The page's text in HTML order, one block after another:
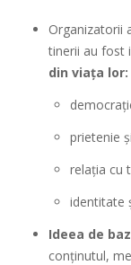
Organizatorii
tinerii au fost
din viața lor:
prietenie
relația cu
identitate
Ideea de
conținutul,